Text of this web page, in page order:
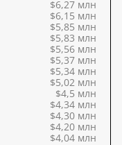
$6,27 млн
$6,15 млн
$5,85 млн
$5,83 млн
$5,56 млн
$5,37 млн
$5,34 млн
$5,02 млн
$4,5 млн
$4,34 млн
$4,30 млн
$4,20 млн
$4,04 млн